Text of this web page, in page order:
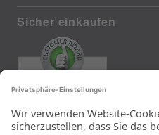
Sicher einkaufen
385 reviews from real customers
(last 12 months)
Total: 11283